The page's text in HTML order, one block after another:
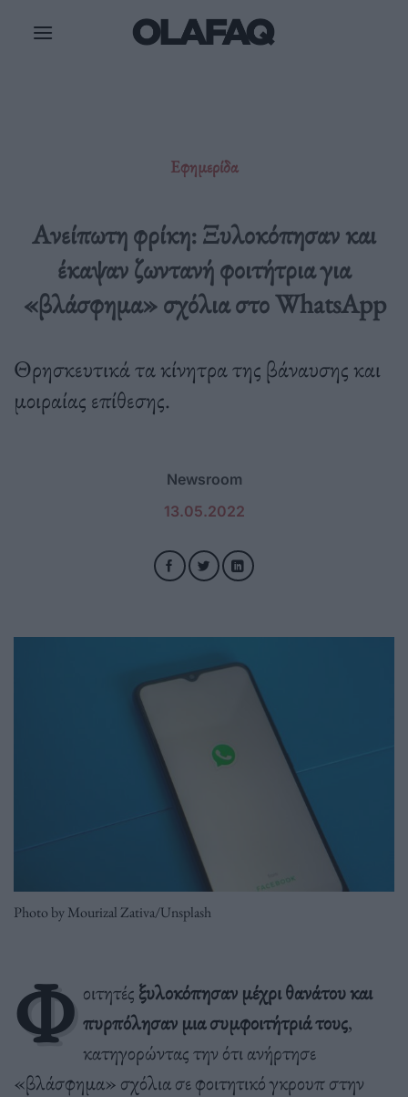
Εφημερίδα
Ανείπωτη φρίκη: Ξυλοκόπησαν και
έκαψαν ζωντανή φοιτήτρια για
«βλάσφημα» σχόλια στο WhatsApp
Θρησκευτικά τα κίνητρα της βάναυσης και
μοιραίας επίθεσης.
Newsroom
13.05.2022
Photo by Mourizal Zativa/Unsplash
Φ οιτητές ξυλοκόπησαν μέχρι θανάτου και
πυρπόλησαν μια συμφοιτήτριά τους,
κατηγορώντας την ότι ανήρτησε
«βλάσφημα» σχόλια σε φοιτητικό γκρουπ στην